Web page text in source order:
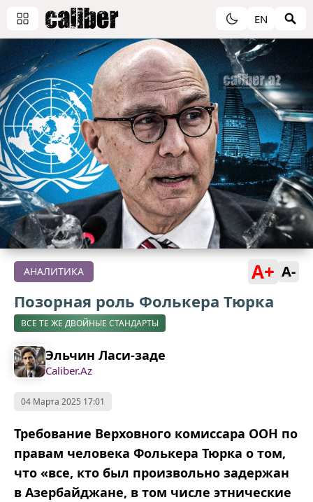
EN
АНАЛИТИКА A+ A-
Позорная роль Фолькера Тюрка
ВСЕ ТЕ ЖЕ ДВОЙНЫЕ СТАНДАРТЫ
Эльчин Ласи-заде
Caliber.Az
04 Марта 2025 17:01
Требование Верховного комиссара ООН по
правам человека Фолькера Тюрка о том,
что «все, кто был произвольно задержан
в Азербайджане, в том числе этнические